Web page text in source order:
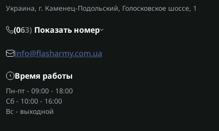
Украина, г. Каменец-Подольский, Голосковское шоссе, 1
(063) Показать номер
info@flasharmy.com.ua
Время работы
Пн-пт - 09:00 - 18:00
Сб - 10:00 - 16:00
Вс - выходной